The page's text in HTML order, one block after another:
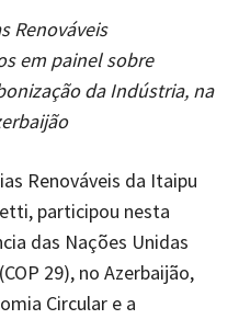
Renováveis
em painel sobre
da Indústria, na
Renováveis da Itaipu
participou nesta
das Nações Unidas
29), no Azerbaijão,
Circular e a